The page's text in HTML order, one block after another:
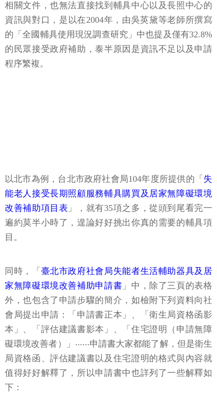
相關文件，也無法直接找到輔具中心以及長照中心的
資訊與對口，是以在2004年，由吳英黛等老師所撰寫
的「全國輔具使用現況調查研究」中也提及僅有32.8%
的民眾接受政府補助，泰半原因是資訊不足以及申請
程序繁複。
以北市為例，台北市政府社會局104年度所提供的「 失
能老人接受長期照顧服務輔具購買及居家無障礙環境
改善補助項目表 」，就有35項之多，從頭到尾看完一
遍約莫半小時了，遑論好好挑出你真的需要的輔具項
目。
同時，「 臺北市政府社會局失能者生活輔助器具及居
家無障礙環境改善補助申請書 」中，除了三頁的表格
外，也包含了申請步驟的簡介，如檢附下列資料向社
會局提出申請：「申請書正本」、「衛生局資格函影
本」、「評估建議書影本」、「住宅證明（申請無障
礙環境改善者）」‧‧‧‧‧‧申請書大家都能了解，但是衛生
局資格函、評估建議書以及住宅證明的格式與內容就
值得好好解釋了，所以申請書中也詳列了一些解釋如
下：